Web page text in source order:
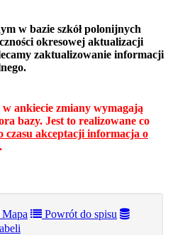
w bazie szkół polonijnych
okresowej aktualizacji
zaktualizowanie informacji
ankiecie zmiany wymagają
bazy. Jest to realizowane co
czasu akceptacji informacja o
.
Mapa
Powrót do spisu